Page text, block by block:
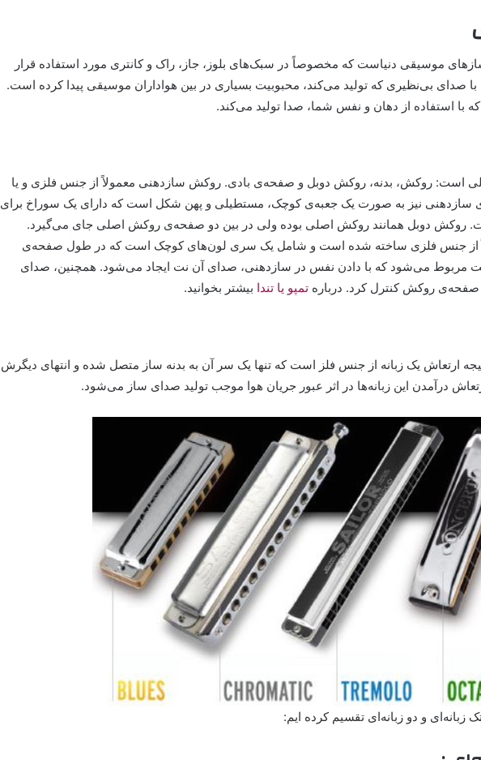
موسیقی دنیاست که مخصوصاً در سبک‌های بلوز، جاز، راک و کانتری مورد استفاده قرار
صدای بی‌نظیری که تولید می‌کند، محبوبیت بسیاری در بین هواداران موسیقی پیدا کرده است.
استفاده از دهان و نفس شما، صدا تولید می‌کند.
است: روکش، بدنه، روکش دوبل و صفحه‌ی بادی. روکش سازدهنی معمولاً از جنس فلزی و یا
سازدهنی نیز به صورت یک جعبه‌ی کوچک، مستطیلی و پهن شکل است که دارای یک سوراخ برای
روکش دوبل همانند روکش اصلی بوده ولی در بین دو صفحه‌ی روکش اصلی جای می‌گیرد.
از جنس فلزی ساخته شده است و شامل یک سری لون‌های کوچک است که در طول صفحه‌ی
نت مربوط می‌شود که با دادن نفس در سازدهنی، صدای آن نت ایجاد می‌شود. همچنین، صدای
صفحه‌ی روکش کنترل کرد. دربارهتمپو یا تندا بیشتر بخوانید.
ارتعاش یک زبانه از جنس فلز است که تنها یک سر آن به بدنه ساز متصل شده و انتهای دیگرش
درآمدن این زبانه‌ها در اثر عبور جریان هوا موجب تولید صدای ساز می‌شود.
زبانه‌ای و دو زبانه‌ای تقسیم کرده ایم: